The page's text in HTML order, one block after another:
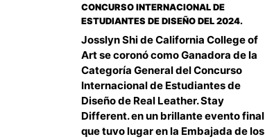
CONCURSO INTERNACIONAL DE
ESTUDIANTES DE DISEÑO DEL 2024.
Josslyn Shi de California College of
Art se coronó como Ganadora de la
Categoría General del Concurso
Internacional de Estudiantes de
Diseño de Real Leather. Stay
Different. en un brillante evento final
que tuvo lugar en la Embajada de los